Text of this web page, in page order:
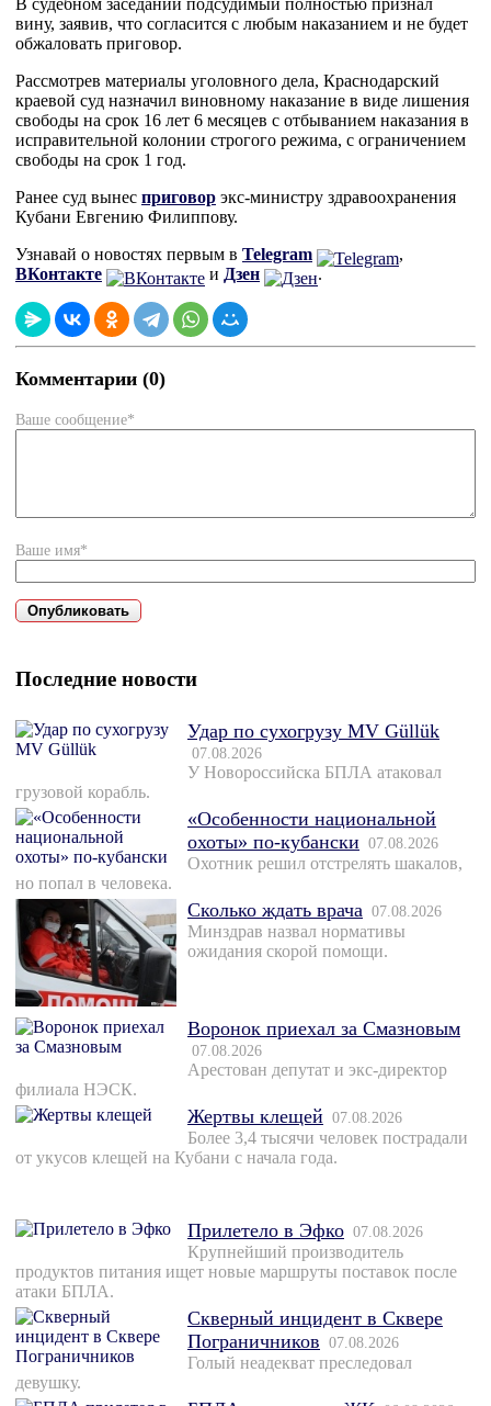
В судебном заседании подсудимый полностью признал
вину, заявив, что согласится с любым наказанием и не будет
обжаловать приговор.
Рассмотрев материалы уголовного дела, Краснодарский
краевой суд назначил виновному наказание в виде лишения
свободы на срок 16 лет 6 месяцев с отбыванием наказания в
исправительной колонии строгого режима, с ограничением
свободы на срок 1 год.
Ранее суд вынес приговор экс-министру здравоохранения
Кубани Евгению Филиппову.
Узнавай о новостях первым в Telegram
,
ВКонтакте
и Дзен .
Комментарии (0)
Ваше сообщение*
Ваше имя*
Последние новости
Удар по сухогрузу MV Güllük
07.08.2026
У Новороссийска БПЛА атаковал
грузовой корабль.
«Особенности национальной
охоты» по-кубански 07.08.2026
Охотник решил отстрелять шакалов,
но попал в человека.
Сколько ждать врача 07.08.2026
Минздрав назвал нормативы
ожидания скорой помощи.
Воронок приехал за Смазновым
07.08.2026
Арестован депутат и экс-директор
филиала НЭСК.
Жертвы клещей 07.08.2026
Более 3,4 тысячи человек пострадали
от укусов клещей на Кубани с начала года.
Прилетело в Эфко 07.08.2026
Крупнейший производитель
продуктов питания ищет новые маршруты поставок после
атаки БПЛА.
Скверный инцидент в Сквере
Пограничников 07.08.2026
Голый неадекват преследовал
девушку.